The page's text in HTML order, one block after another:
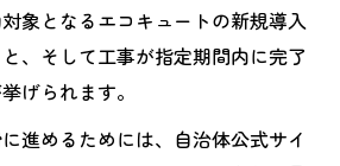
象となるエコキュートの新規導入
、そして工事が指定期間内に完了
げられます。
進めるためには、自治体公式サイ